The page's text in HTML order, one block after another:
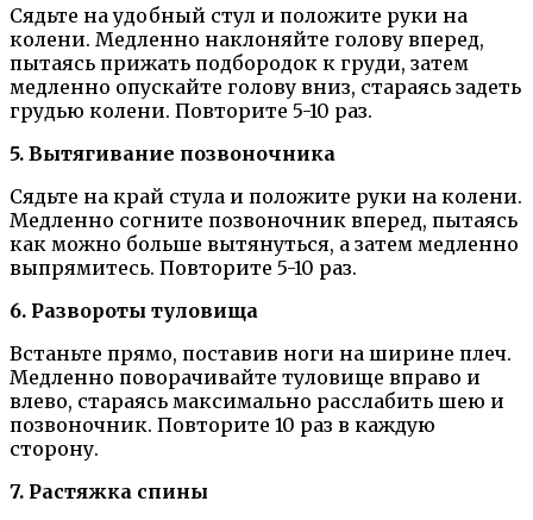
Сядьте на удобный стул и положите руки на
колени. Медленно наклоняйте голову вперед,
пытаясь прижать подбородок к груди, затем
медленно опускайте голову вниз, стараясь задеть
грудью колени. Повторите 5-10 раз.
5. Вытягивание позвоночника
Сядьте на край стула и положите руки на колени.
Медленно согните позвоночник вперед, пытаясь
как можно больше вытянуться, а затем медленно
выпрямитесь. Повторите 5-10 раз.
6. Развороты туловища
Встаньте прямо, поставив ноги на ширине плеч.
Медленно поворачивайте туловище вправо и
влево, стараясь максимально расслабить шею и
позвоночник. Повторите 10 раз в каждую
сторону.
7. Растяжка спины